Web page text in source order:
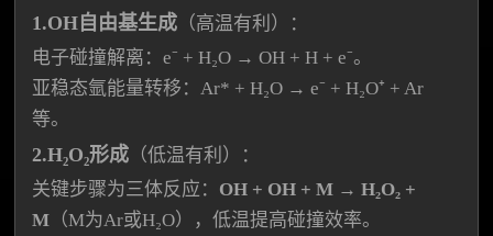
1.OH自由基生成 （高温有利）：
电子碰撞解离：e⁻ + H₂O → OH + H + e⁻。
亚稳态氩能量转移：Ar* + H₂O → e⁻ + H₂O⁺ + Ar
等。
2.H₂O₂形成 （低温有利）：
关键步骤为三体反应： OH + OH + M → H₂O₂ +
M （M为Ar或H₂O），低温提高碰撞效率。